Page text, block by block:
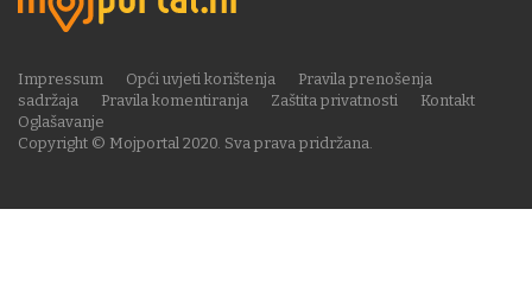
Copyright © Mojportal 2020. Sva prava pridržana.
Impressum Opći uvjeti korištenja
Pravila prenošenja
sadržaja
Pravila komentiranja Zaštita privatnosti
Kontakt
Oglašavanje